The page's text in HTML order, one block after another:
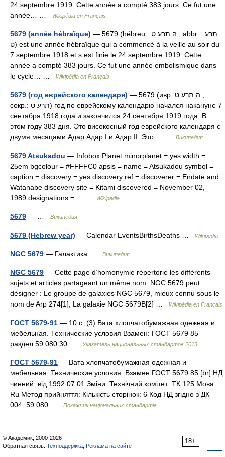
24 septembre 1919. Cette année a compté 383 jours. Ce fut une
année… …
Wikipédia en Français
5679 (année hébraïque) — 5679 (hébreu : ה תרע ט , abbr. : תרע
ט) est une année hébraïque qui a commencé à la veille au soir du
7 septembre 1918 et s est finie le 24 septembre 1919. Cette
année a compté 383 jours. Ce fut une année embolismique dans
le cycle… …
Wikipédia en Français
5679 (год еврейского календаря) — 5679 (ивр. ה תרע ט ,
сокр.: תרע ט‎) год по еврейскому календарю начался накануне 7
сентября 1918 года и закончился 24 сентября 1919 года. В
этом году 383 дня. Это високосный год еврейского календаря с
двумя месяцами Адар Адар I и Адар II. Это… …
Википедия
5679 Atsukadou — Infobox Planet minorplanet = yes width =
25em bgcolour = #FFFFC0 apsis = name = Atsukadou symbol =
caption = discovery = yes discovery ref = discoverer = Endate and
Watanabe discovery site = Kitami discovered = November 02,
1989 designations =… …
Wikipedia
5679 — … Википедия
5679 (Hebrew year) — Calendar EventsBirthsDeaths … Wikipedia
NGC 5679 — Галактика … Википедия
NGC 5679 — Cette page d’homonymie répertorie les différents
sujets et articles partageant un même nom. NGC 5679 peut
désigner : Le groupe de galaxies NGC 5679, mieux connu sous le
nom de Arp 274[1], La galaxie NGC 5679B[2] …
Wikipédia en Français
ГОСТ 5679-91 — 10 с. (3) Вата хлопчатобумажная одежная и
мебельная. Технические условия Взамен: ГОСТ 5679 85
раздел 59.080.30 …
Указатель национальных стандартов 2013
ГОСТ 5679-91 — Вата хлопчатобумажная одежная и
мебельная. Технические условия. Взамен ГОСТ 5679 85 [br] НД
чинний: від 1992 07 01 Зміни: Технічний комітет: ТК 125 Мова:
Ru Метод прийняття: Кількість сторінок: 6 Код НД згідно з ДК
004: 59.080 …
Покажчик національних стандартів
18+
© Академик, 2000-2026
Обратная связь: Техподдержка Реклама на сайте